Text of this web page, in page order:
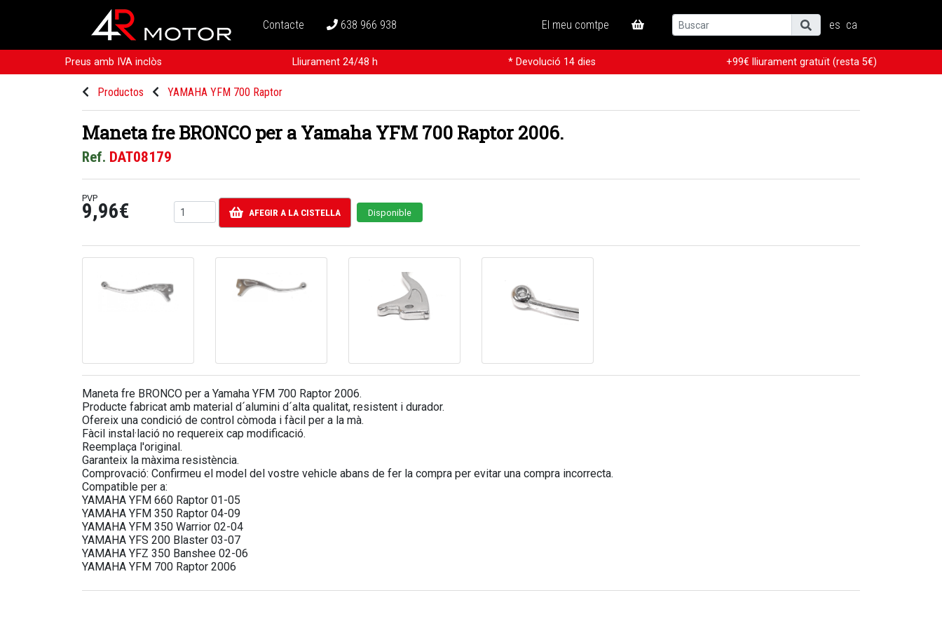
Contacte 638 966 938 El meu comtpe es ca
Preus amb IVA inclòs Lliurament 24/48 h * Devolució 14 dies +99€ lliurament gratuït (resta 5€)
Productos YAMAHA YFM 700 Raptor
Maneta fre BRONCO per a Yamaha YFM 700 Raptor 2006.
Ref. DAT08179
PVP
9,96€ AFEGIR A LA CISTELLA Disponible
Maneta fre BRONCO per a Yamaha YFM 700 Raptor 2006.
Producte fabricat amb material d´alumini d´alta qualitat, resistent i durador.
Ofereix una condició de control còmoda i fàcil per a la mà.
Fàcil instal·lació no requereix cap modificació.
Reemplaça l'original.
Garanteix la màxima resistència.
Comprovació: Confirmeu el model del vostre vehicle abans de fer la compra per evitar una compra incorrecta.
Compatible per a:
YAMAHA YFM 660 Raptor 01-05
YAMAHA YFM 350 Raptor 04-09
YAMAHA YFM 350 Warrior 02-04
YAMAHA YFS 200 Blaster 03-07
YAMAHA YFZ 350 Banshee 02-06
YAMAHA YFM 700 Raptor 2006